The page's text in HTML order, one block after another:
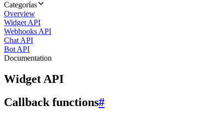
Categorías
Overview
Widget API
Webhooks API
Chat API
Bot API
Documentation
Widget API
Callback functions#